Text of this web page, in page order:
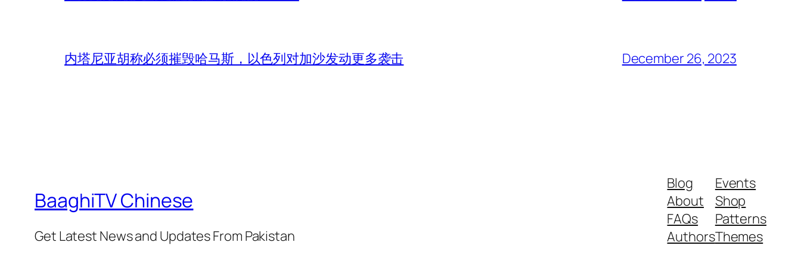
内塔尼亚胡称必须摧毁哈马斯，以色列对加沙发动更多袭击 December 26, 2023
BaaghiTV Chinese
Get Latest News and Updates From Pakistan
Blog
About
FAQs
Authors
Events
Shop
Patterns
Themes